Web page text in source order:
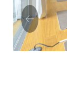
Prev
ious